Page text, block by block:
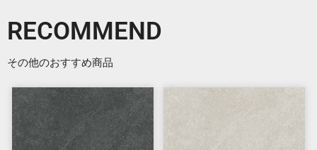
RECOMMEND
その他のおすすめ商品